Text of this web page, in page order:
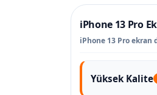
iPhone 13 Pro
iPhone 13 Pro ekran
Yüksek Kalite